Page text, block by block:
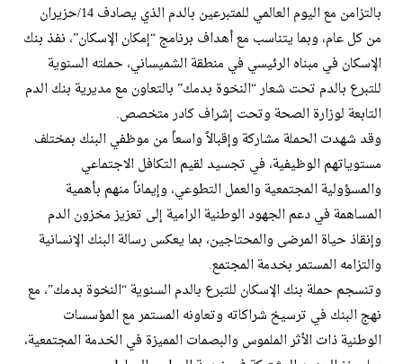
بالتزامن مع اليوم العالمي للمتبرعين بالدم الذي يصادف 14/حزيران
من كل عام، وبما يتناسب مع أهداف برنامج “إمكان الإسكان”، نفذ بنك
الإسكان في مبناه الرئيسي في منطقة الشميساني، حملته السنوية
للتبرع بالدم تحت شعار “النخوة بدمك” بالتعاون مع مديرية بنك الدم
التابعة لوزارة الصحة وتحت إشراف كادر متخصص.
وقد شهدت الحملة مشاركة وإقبالاً واسعاً من موظفي البنك بمختلف
مستوياتهم الوظيفية، في تجسيد لقيم التكافل الاجتماعي
والمسؤولية المجتمعية والعمل التطوعي، وإيماناً منهم بأهمية
المساهمة في دعم الجهود الوطنية الرامية إلى تعزيز مخزون الدم
وإنقاذ حياة المرضى والمحتاجين، بما يعكس رسالة البنك الإنسانية
والتزامه المستمر بخدمة المجتمع.
وتنسجم حملة بنك الإسكان للتبرع بالدم السنوية “النخوة بدمك”، مع
نهج البنك في ترسيخ شراكاته وتعاونه المستمر مع المؤسسات
الوطنية ذات الأثر الملموس والبصمات المميزة في الخدمة المجتمعية،